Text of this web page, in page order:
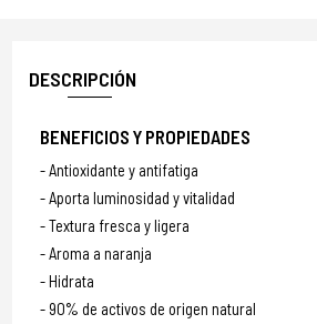
DESCRIPCIÓN
BENEFICIOS Y PROPIEDADES
Antioxidante y antifatiga
Aporta luminosidad y vitalidad
Textura fresca y ligera
Aroma a naranja
Hidrata
90% de activos de origen natural